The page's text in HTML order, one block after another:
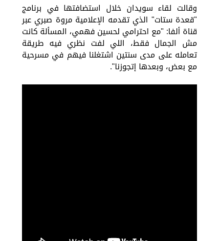
وقالت لقاء سويدان خلال استضافتها في برنامج
"قعدة ستات" الذي تقدمه الإعلامية مروة صبري عبر
قناة ألفا: "مع احترامي لحسين فهمي، المسألة كانت
مش الجمال فقط، اللي لفت نظري فيه طريقة
تعامله على مدى سنتين اشتغلنا فيهم في مسرحية
مع بعض، وبعدها إتجوزنا".